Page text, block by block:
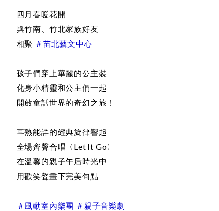
四月春暖花開
與竹南、竹北家族好友
相聚 ＃苗北藝文中心
孩子們穿上華麗的公主裝
化身小精靈和公主們一起
開啟童話世界的奇幻之旅！
耳熟能詳的經典旋律響起
全場齊聲合唱〈Let It Go〉
在溫馨的親子午后時光中
用歡笑聲畫下完美句點
＃風動室內樂團 ＃親子音樂劇